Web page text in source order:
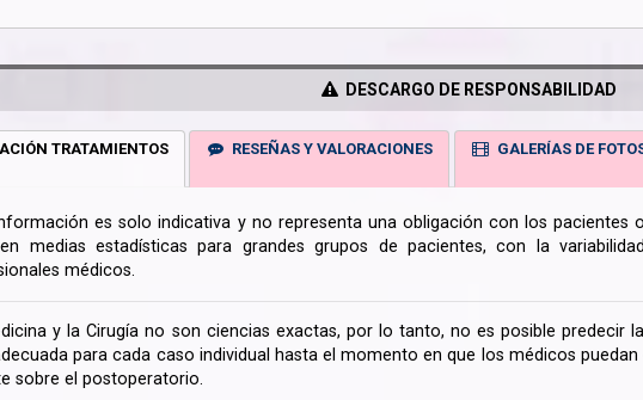
DESCARGO DE RESPONSABILIDAD
TRATAMIENTOS RESEÑAS Y VALORACIONES GALERÍAS DE
es solo indicativa y no representa una obligación con los pacientes
medias estadísticas para grandes grupos de pacientes, con la
médicos.
y la Cirugía no son ciencias exactas, por lo tanto, no es posible predecir
para cada caso individual hasta el momento en que los médicos
sobre el postoperatorio.